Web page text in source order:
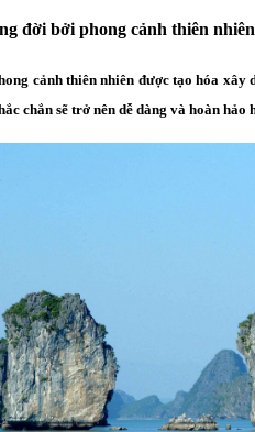
đời bởi phong cảnh thiên
cảnh thiên nhiên được tạo hóa
chắn sẽ trở nên dễ dàng và hoàn hảo